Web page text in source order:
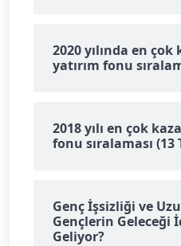
2020 yılında en çok
yatırım fonu
2018 yılı en çok
fonu sıralaması (13
Genç İşsizliği ve
Gençlerin Geleceği
Geliyor?